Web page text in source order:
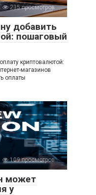
235 просмотров
добавить
пошаговый
криптовалютой:
магазинов
оплаты
109 просмотров
может
у